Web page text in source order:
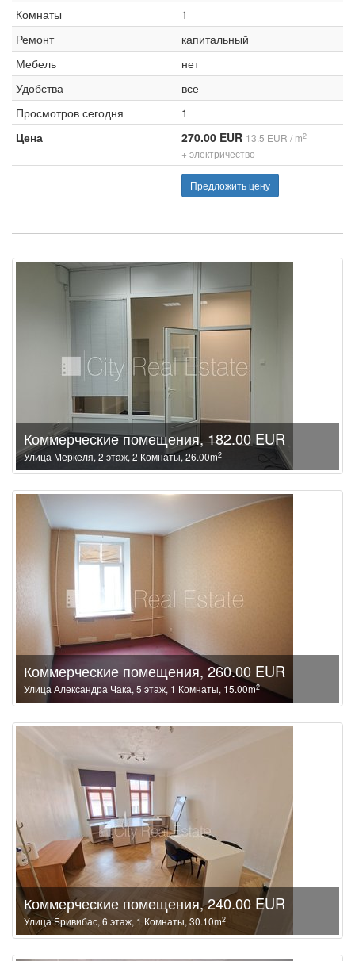
Комнаты
1
Ремонт
капитальный
Мебель
нет
Удобства
все
Просмотров сегодня
1
Цена
270.00 EUR 13.5 EUR / m2
+ электричество
Предложить цену
Коммерческие помещения, 182.00 EUR
Улица Меркеля, 2 этаж, 2 Комнаты, 26.00m2
Коммерческие помещения, 260.00 EUR
Улица Александра Чака, 5 этаж, 1 Комнаты, 15.00m2
Коммерческие помещения, 240.00 EUR
Улица Бривибас, 6 этаж, 1 Комнаты, 30.10m2